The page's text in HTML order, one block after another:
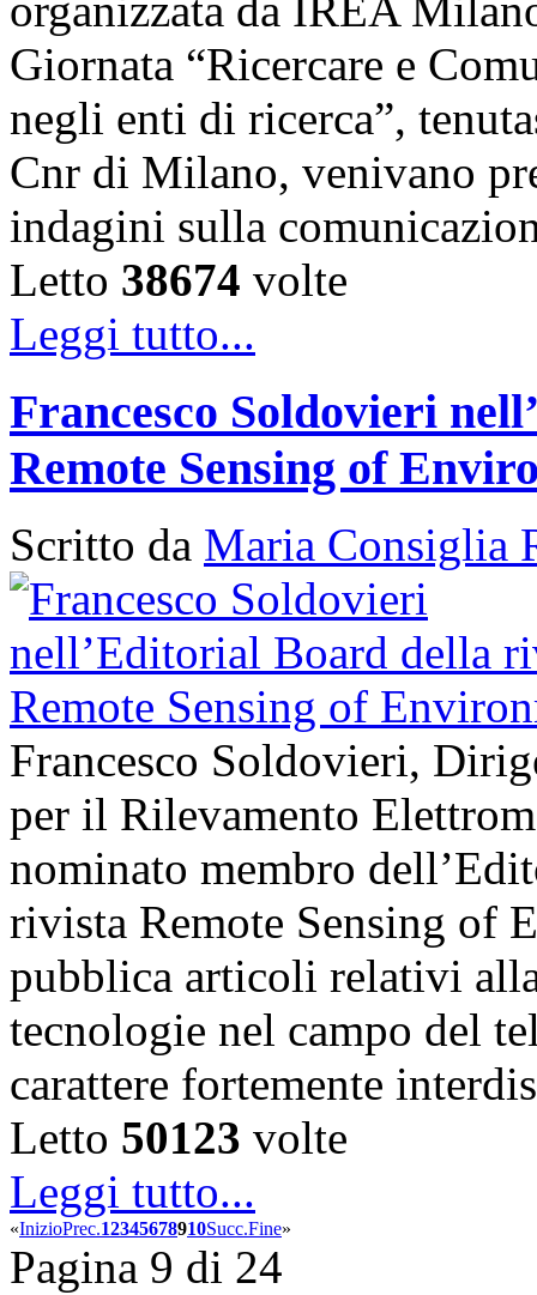
Giornata “Ricercare e
negli enti di ricerca”,
Cnr di Milano, venivano
indagini sulla
Letto 38674 volte
Leggi tutto...
Francesco Soldovieri
Remote Sensing of
Scritto da Maria Consiglia
Francesco Soldovieri,
per il Rilevamento
nominato membro
rivista Remote Sensing of
pubblica articoli relativi
tecnologie nel campo del
carattere fortemente
Letto 50123 volte
Leggi tutto...
«InizioPrec.12345678910Succ.Fine»
Pagina 9 di 24